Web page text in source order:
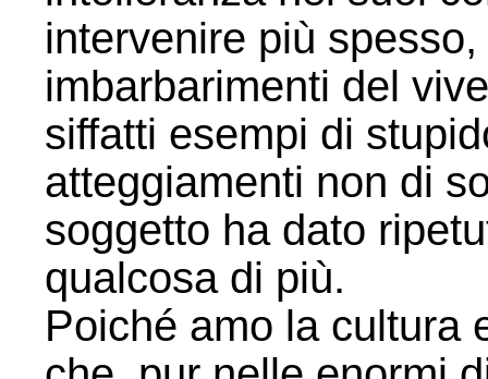
intervenire più
imbarbarimenti del
siffatti esempi di
atteggiamenti non di
soggetto ha dato
qualcosa di più.
Poiché amo la cultura